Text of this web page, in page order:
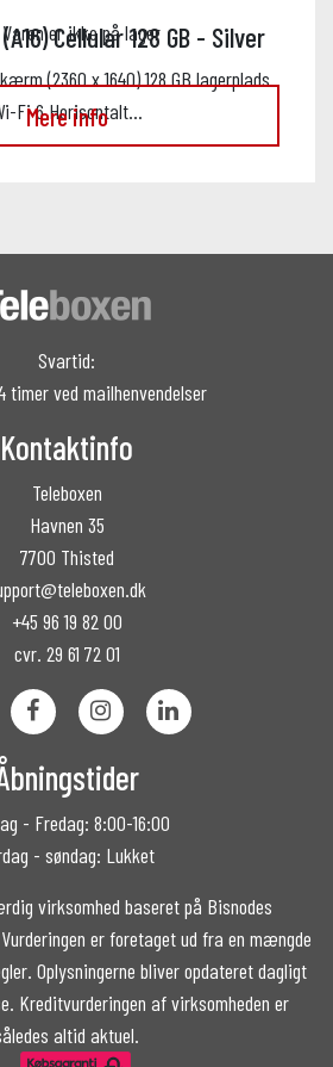
Cellular 128 GB - Silver
(2360 x 1640) 128 GB lagerplads
Fi 6 Horisontalt…
Varen er ikke på lager
Mere info
Svartid:
timer ved mailhenvendelser
Kontaktinfo
Teleboxen
Havnen 35
7700 Thisted
+45 96 19 82 00
cvr. 29 61 72 01
- Fredag: 8:00-16:00
- søndag: Lukket